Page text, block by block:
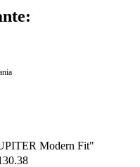
Modern Fit"